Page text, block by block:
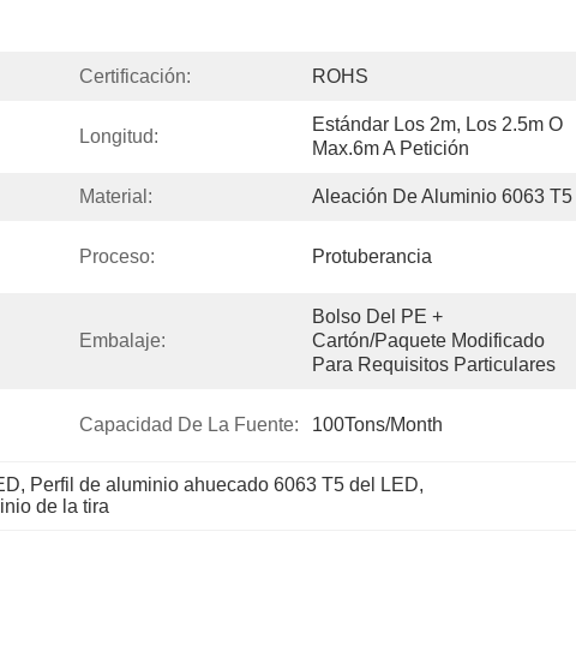
Certificación: ROHS
Longitud:
Estándar Los 2m, Los 2.5m O
Max.6m A Petición
Material: Aleación De Aluminio 6063 T5
Proceso: Protuberancia
Embalaje:
Bolso Del PE +
Cartón/paquete Modificado
Para Requisitos Particulares
Capacidad De La Fuente: 100Tons/Month
, Perfil de aluminio ahuecado 6063 T5 del LED,
de la tira